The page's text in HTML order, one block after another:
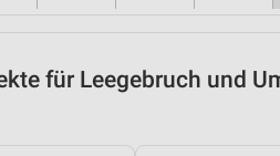
für Leegebruch und